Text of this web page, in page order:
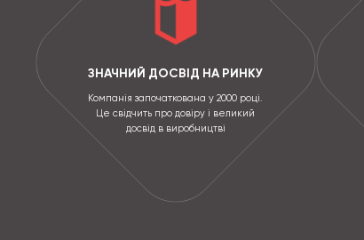
ЗНАЧНИЙ ДОСВІД НА РИНКУ
Компанія започаткована у 2000 році.
Це свідчить про довіру і великий
досвід в виробництві